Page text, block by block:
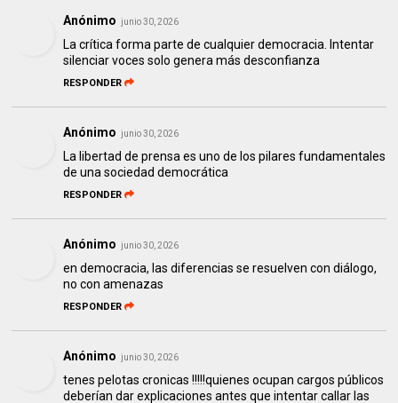
Anónimo junio 30, 2026
La crítica forma parte de cualquier democracia. Intentar
silenciar voces solo genera más desconfianza
RESPONDER
Anónimo junio 30, 2026
La libertad de prensa es uno de los pilares fundamentales
de una sociedad democrática
RESPONDER
Anónimo junio 30, 2026
en democracia, las diferencias se resuelven con diálogo,
no con amenazas
RESPONDER
Anónimo junio 30, 2026
tenes pelotas cronicas !!!!!quienes ocupan cargos públicos
deberían dar explicaciones antes que intentar callar las